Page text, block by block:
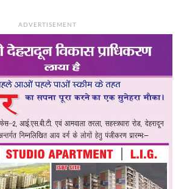
ADVERTISEMENT